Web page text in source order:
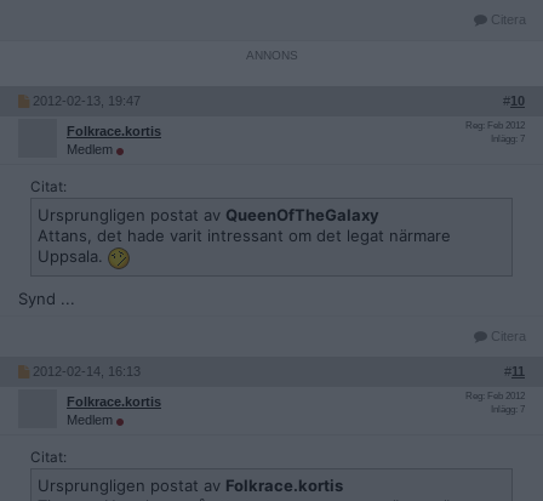
Citera
2012-02-13, 19:47 #10
Folkrace.kortis
Medlem
Reg: Feb 2012
Inlägg: 7
Citat:
Ursprungligen postat av QueenOfTheGalaxy
Attans, det hade varit intressant om det legat närmare
Uppsala.
Synd ...
Citera
2012-02-14, 16:13 #11
Folkrace.kortis
Medlem
Reg: Feb 2012
Inlägg: 7
Citat:
Ursprungligen postat av Folkrace.kortis